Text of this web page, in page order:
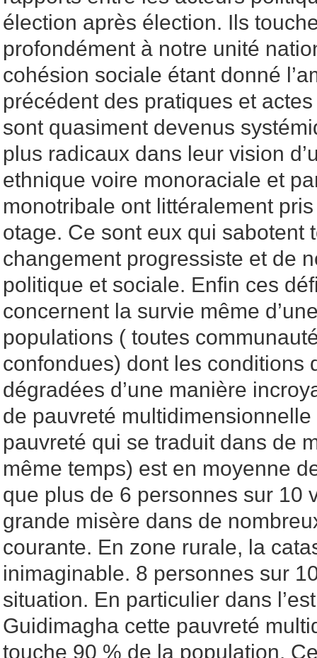
élection après élection. Ils
profondément à notre unité
cohésion sociale étant donné
précédent des pratiques et
sont quasiment devenus
plus radicaux dans leur vision
ethnique voire monoraciale et
monotribale ont littéralement pris
otage. Ce sont eux qui sabotent
changement progressiste et de
politique et sociale. Enfin ces
concernent la survie même
populations ( toutes
confondues) dont les conditions
dégradées d’une manière
de pauvreté
pauvreté qui se traduit dans de
même temps) est en moyenne
que plus de 6 personnes sur 10
grande misère dans de
courante. En zone rurale, la
inimaginable. 8 personnes sur
situation. En particulier dans
Guidimagha cette pauvreté
touche 90 % de la population.